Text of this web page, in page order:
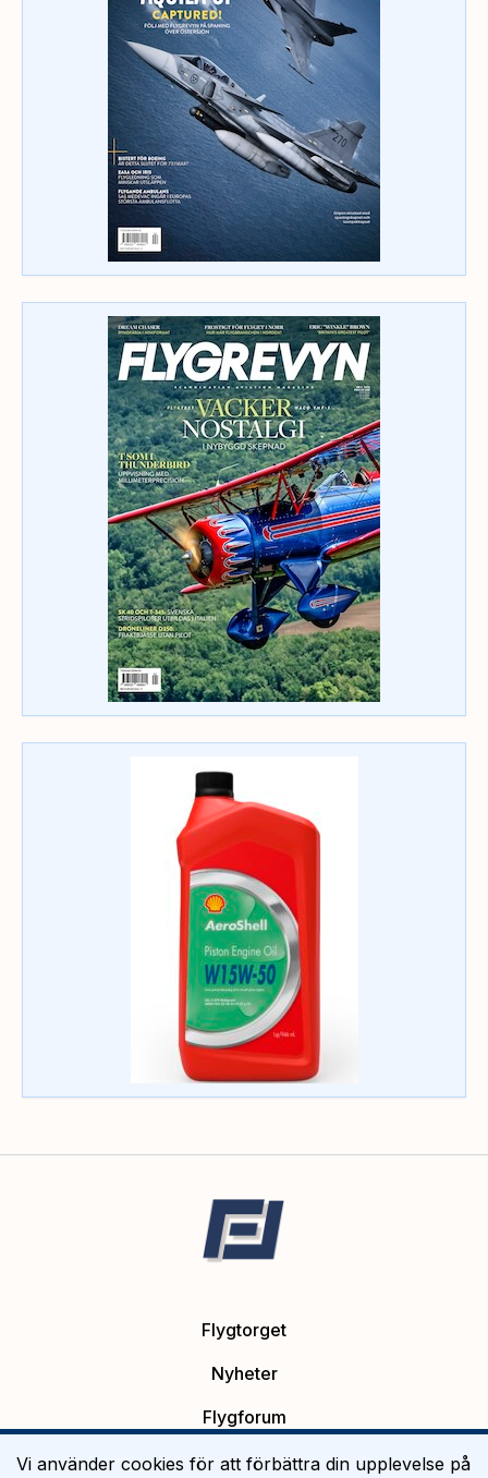
Flygtorget
Nyheter
Flygforum
Platsannonser
Vi använder cookies för att förbättra din upplevelse på